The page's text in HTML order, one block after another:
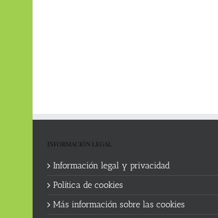
INFORMACIÓN LEGAL
Información legal y privacidad
Política de cookies
Más información sobre las cookies